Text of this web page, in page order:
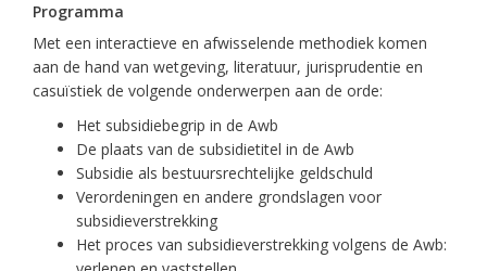
Programma
Met een interactieve en afwisselende methodiek komen
aan de hand van wetgeving, literatuur, jurisprudentie en
casuïstiek de volgende onderwerpen aan de orde:
Het subsidiebegrip in de Awb
De plaats van de subsidietitel in de Awb
Subsidie als bestuursrechtelijke geldschuld
Verordeningen en andere grondslagen voor
subsidieverstrekking
Het proces van subsidieverstrekking volgens de Awb: